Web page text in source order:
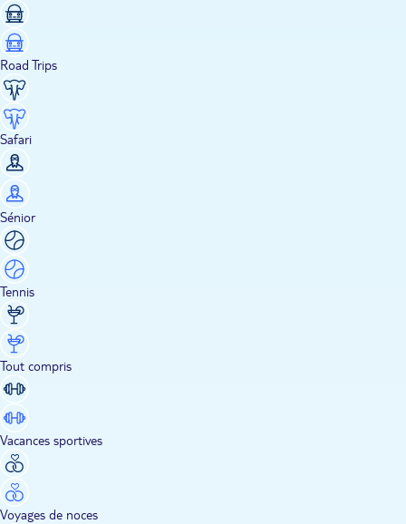
Road Trips
Safari
Sénior
Tennis
Tout compris
Vacances sportives
Voyages de noces